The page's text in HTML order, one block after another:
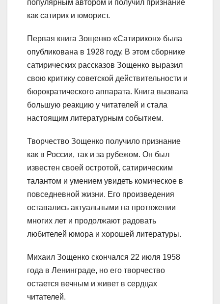
популярным автором и получил признание
как сатирик и юморист.
Первая книга Зощенко «Сатирикон» была
опубликована в 1928 году. В этом сборнике
сатирических рассказов Зощенко выразил
свою критику советской действительности и
бюрократического аппарата. Книга вызвала
большую реакцию у читателей и стала
настоящим литературным событием.
Творчество Зощенко получило признание
как в России, так и за рубежом. Он был
известен своей остротой, сатирическим
талантом и умением увидеть комическое в
повседневной жизни. Его произведения
оставались актуальными на протяжении
многих лет и продолжают радовать
любителей юмора и хорошей литературы.
Михаил Зощенко скончался 22 июля 1958
года в Ленинграде, но его творчество
остается вечным и живет в сердцах
читателей.